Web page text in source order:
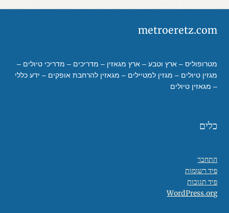
metroeretz.com
מטרופוליס – ארץ וטבע – ארץ מגאזין – מדריכים – מדריכי טיולים –
מגזין טיולים – מגזין למטיילים – מגאזין להרחבת אופקים – ידע כללי
– מגאזין טיולים
כלים
התחבר
פיד רשומות
פיד תגובות
WordPress.org